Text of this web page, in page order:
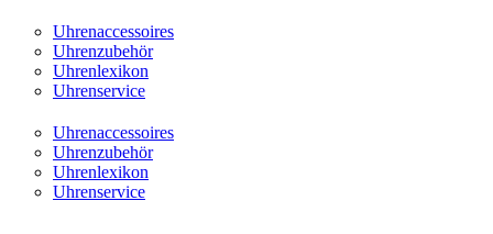
Uhrenaccessoires
Uhrenzubehör
Uhrenlexikon
Uhrenservice
Uhrenaccessoires
Uhrenzubehör
Uhrenlexikon
Uhrenservice